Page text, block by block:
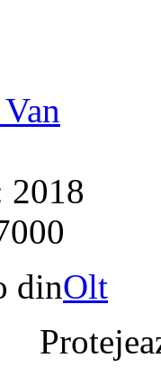
2018
dinOlt